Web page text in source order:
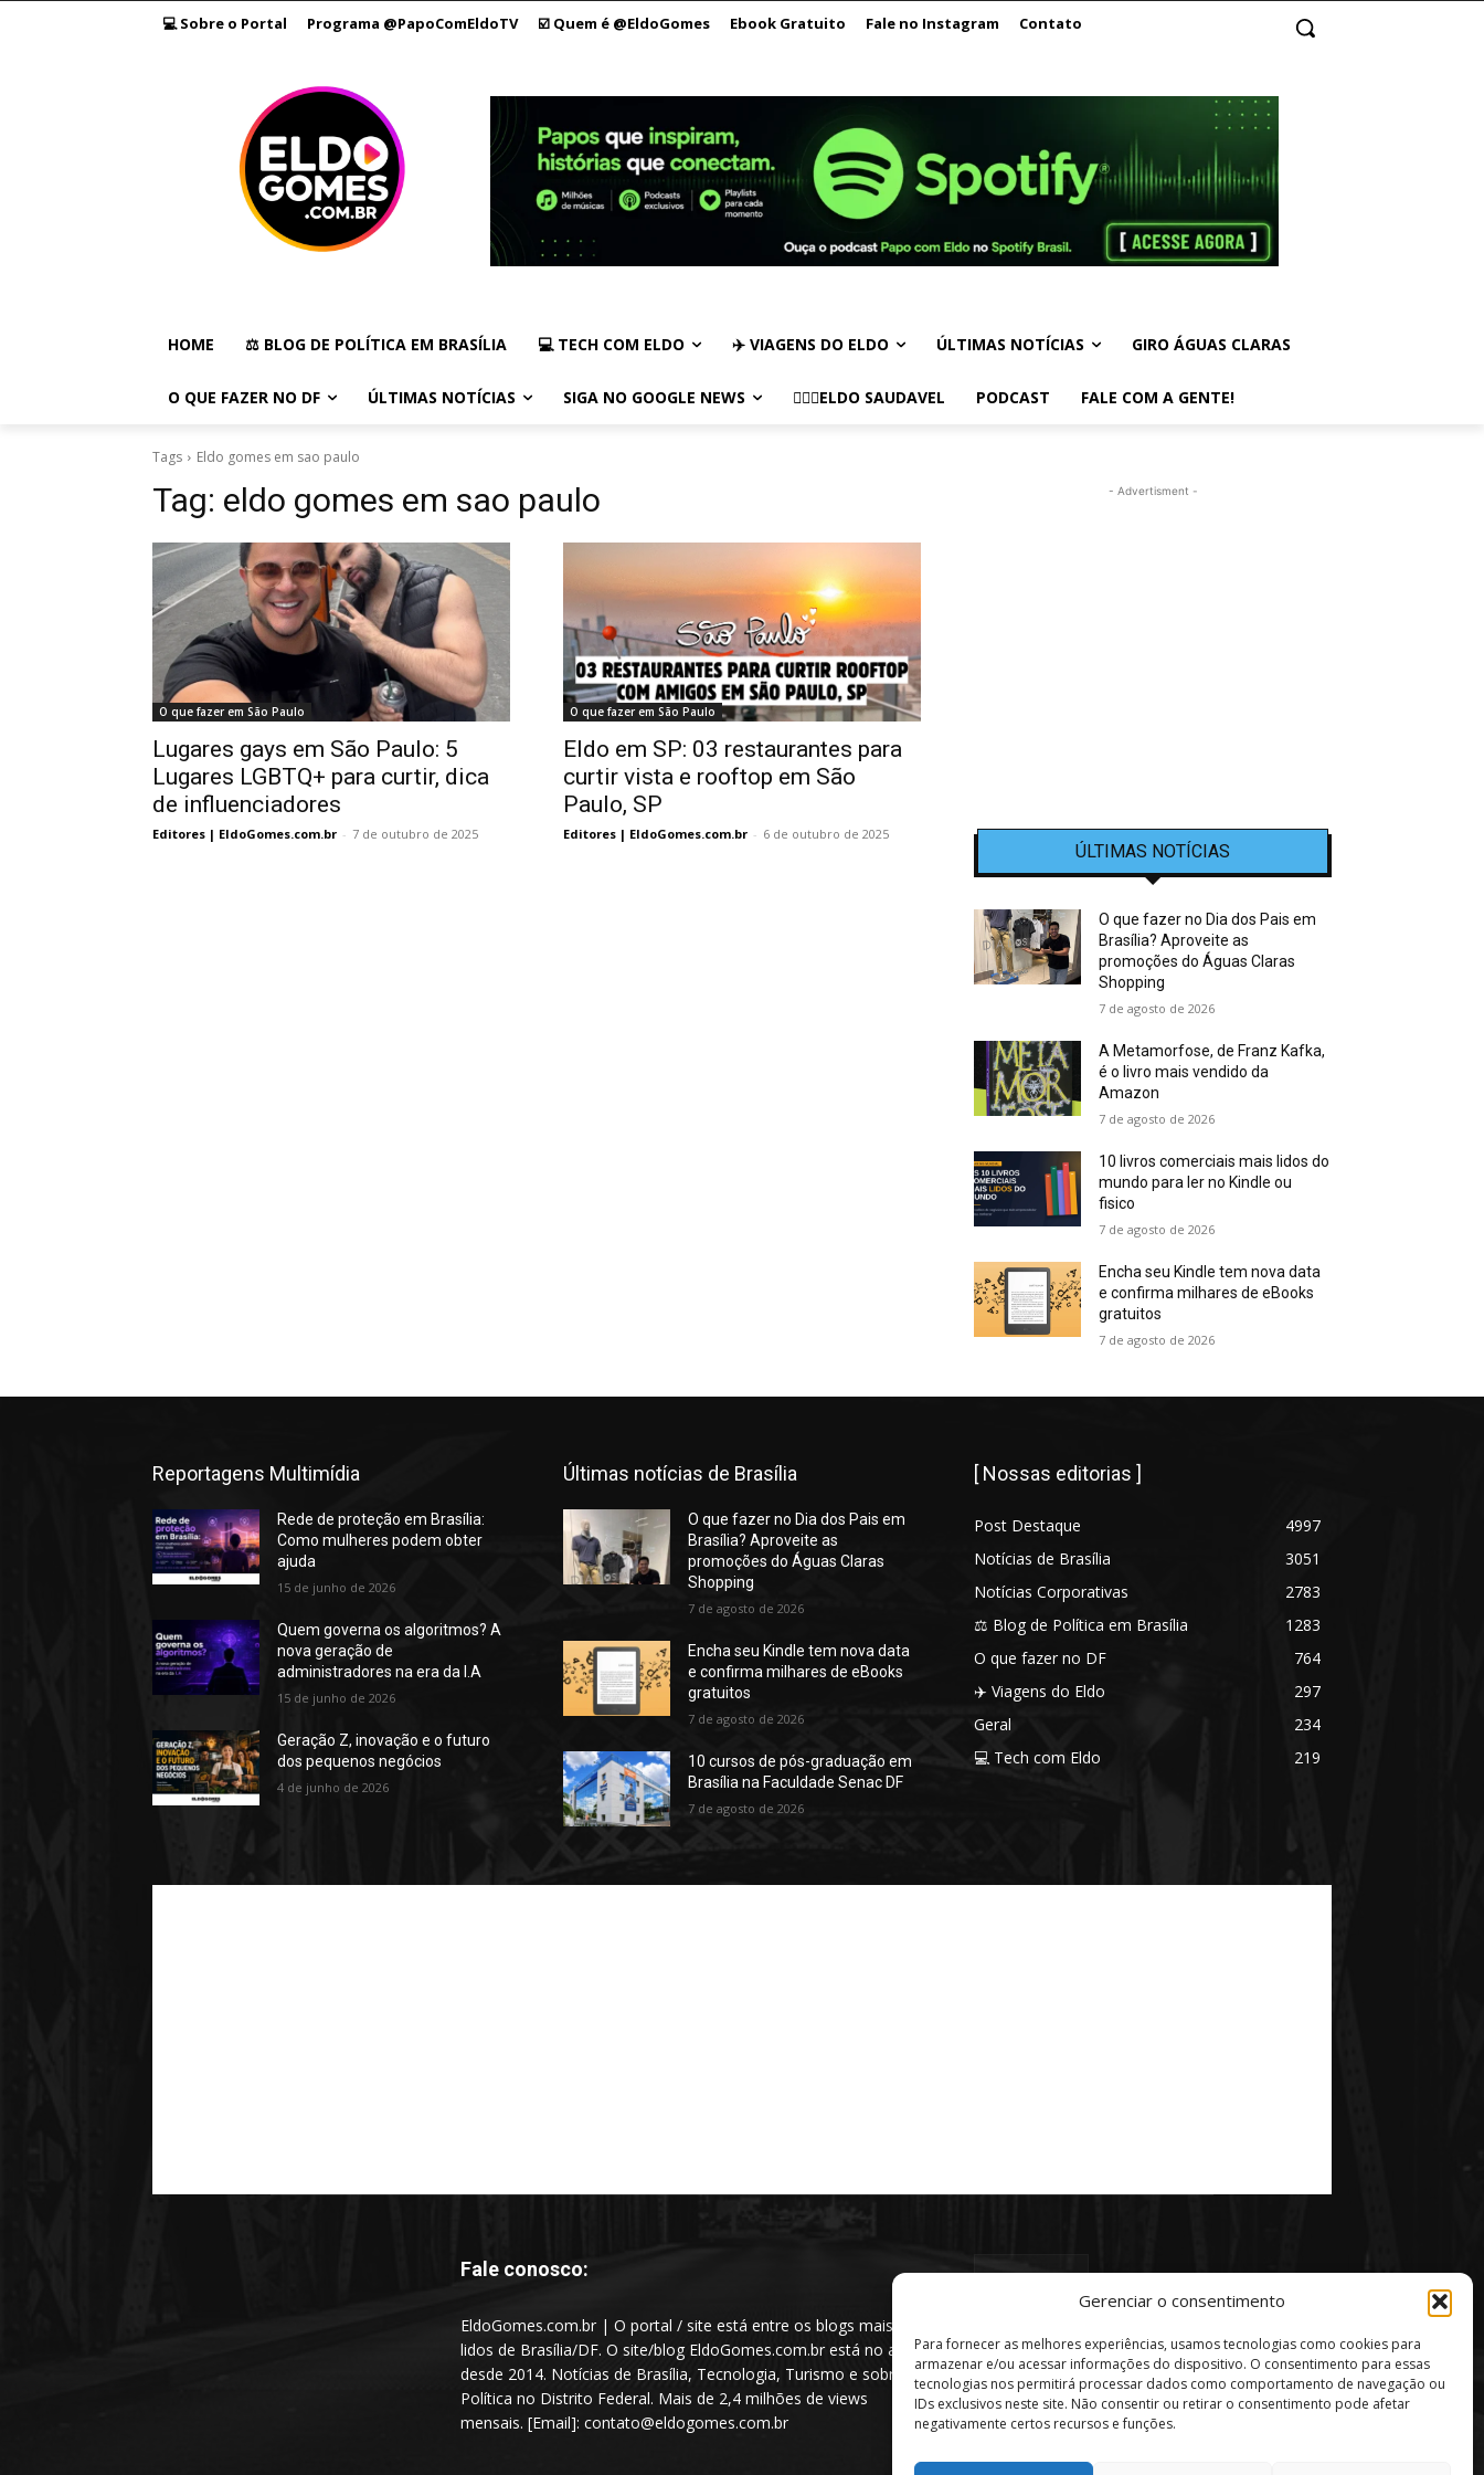
Gerenciar o consentimento
Para fornecer as melhores experiências, usamos tecnologias como cookies para
armazenar e/ou acessar informações do dispositivo. O consentimento para essas
tecnologias nos permitirá processar dados como comportamento de navegação ou
IDs exclusivos neste site. Não consentir ou retirar o consentimento pode afetar
negativamente certos recursos e funções.
💻 Sobre o Portal Programa @PapoComEldoTV ☑️ Quem é @EldoGomes Ebook Gratuito Fale no Instagram Contato
HOME ⚖️ BLOG DE POLÍTICA EM BRASÍLIA 💻 TECH COM ELDO ✈️ VIAGENS DO ELDO ÚLTIMAS NOTÍCIAS GIRO ÁGUAS CLARAS
O QUE FAZER NO DF ÚLTIMAS NOTÍCIAS SIGA NO GOOGLE NEWS 🏃🏻‍♂️ELDO SAUDAVEL PODCAST FALE COM A GENTE!
Tags Eldo gomes em sao paulo
Tag: eldo gomes em sao paulo
O que fazer em São Paulo
Lugares gays em São Paulo: 5
Lugares LGBTQ+ para curtir, dica
de influenciadores
Editores | EldoGomes.com.br - 7 de outubro de 2025
O que fazer em São Paulo
Eldo em SP: 03 restaurantes para
curtir vista e rooftop em São
Paulo, SP
Editores | EldoGomes.com.br - 6 de outubro de 2025
- Advertisment -
ÚLTIMAS NOTÍCIAS
O que fazer no Dia dos Pais em
Brasília? Aproveite as
promoções do Águas Claras
Shopping
7 de agosto de 2026
A Metamorfose, de Franz Kafka,
é o livro mais vendido da
Amazon
7 de agosto de 2026
10 livros comerciais mais lidos do
mundo para ler no Kindle ou
fisico
7 de agosto de 2026
Encha seu Kindle tem nova data
e confirma milhares de eBooks
gratuitos
7 de agosto de 2026
Reportagens Multimídia
Rede de proteção em Brasília:
Como mulheres podem obter
ajuda
15 de junho de 2026
Quem governa os algoritmos? A
nova geração de
administradores na era da I.A
15 de junho de 2026
Geração Z, inovação e o futuro
dos pequenos negócios
4 de junho de 2026
Últimas notícias de Brasília
O que fazer no Dia dos Pais em
Brasília? Aproveite as
promoções do Águas Claras
Shopping
7 de agosto de 2026
Encha seu Kindle tem nova data
e confirma milhares de eBooks
gratuitos
7 de agosto de 2026
10 cursos de pós-graduação em
Brasília na Faculdade Senac DF
7 de agosto de 2026
[ Nossas editorias ]
Post Destaque
4997
Notícias de Brasília
3051
Notícias Corporativas
2783
⚖️ Blog de Política em Brasília
1283
O que fazer no DF
764
✈️ Viagens do Eldo
297
Geral
234
💻 Tech com Eldo
219
Fale conosco:
EldoGomes.com.br | O portal / site está entre os blogs mais
lidos de Brasília/DF. O site/blog EldoGomes.com.br está no ar
desde 2014. Notícias de Brasília, Tecnologia, Turismo e sobre a
Política no Distrito Federal. Mais de 2,4 milhões de views
mensais. [Email]: contato@eldogomes.com.br